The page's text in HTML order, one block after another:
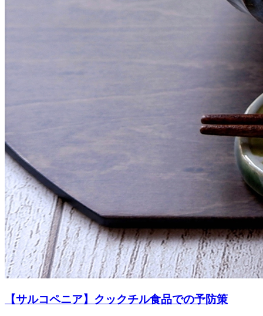
【サルコペニア】クックチル食品での予防策